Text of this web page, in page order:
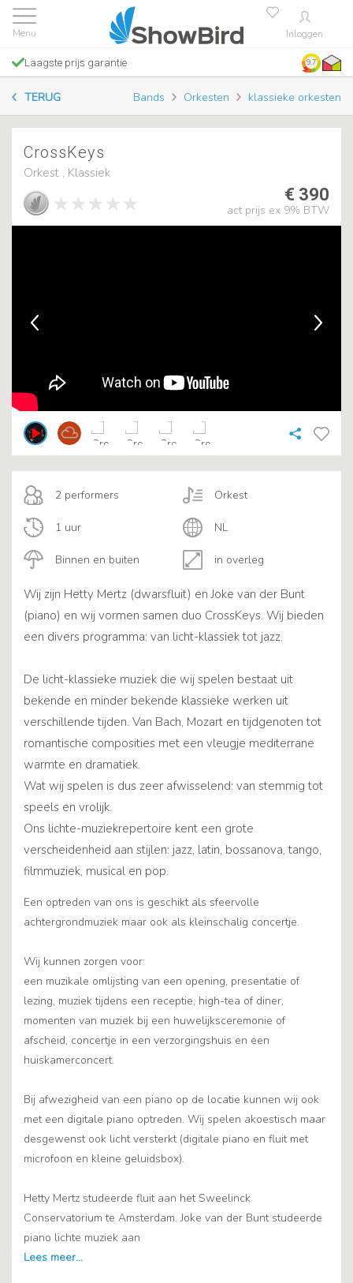
Inloggen
Laagste prijs garantie 9.7
TERUG Bands Orkesten klassieke orkesten
CrossKeys
Orkest , Klassiek
€ 390
act prijs ex 9% BTW
2 performers
Binnen en buiten
Orkest
1 uur
in overleg
NL
Wij zijn Hetty Mertz (dwarsfluit) en Joke van der Bunt
(piano) en wij vormen samen duo CrossKeys. Wij bieden
een divers programma: van licht-klassiek tot jazz.
De licht-klassieke muziek die wij spelen bestaat uit
bekende en minder bekende klassieke werken uit
verschillende tijden. Van Bach, Mozart en tijdgenoten tot
romantische composities met een vleugje mediterrane
warmte en dramatiek.
Wat wij spelen is dus zeer afwisselend: van stemmig tot
speels en vrolijk.
Ons lichte-muziekrepertoire kent een grote
verscheidenheid aan stijlen: jazz, latin, bossanova, tango,
filmmuziek, musical en pop.
Een optreden van ons is geschikt als sfeervolle
achtergrondmuziek maar ook als kleinschalig concertje.
Wij kunnen zorgen voor:
een muzikale omlijsting van een opening, presentatie of
lezing, muziek tijdens een receptie, high-tea of diner,
momenten van muziek bij een huwelijksceremonie of
afscheid, concertje in een verzorgingshuis en een
huiskamerconcert.
Bij afwezigheid van een piano op de locatie kunnen wij ook
met een digitale piano optreden. Wij spelen akoestisch maar
desgewenst ook licht versterkt (digitale piano en fluit met
microfoon en kleine geluidsbox).
Hetty Mertz studeerde fluit aan het Sweelinck
Conservatorium te Amsterdam. Joke van der Bunt studeerde
piano lichte muziek aan